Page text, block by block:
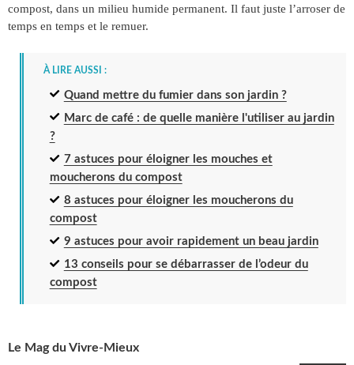
compost, dans un milieu humide permanent. Il faut juste l’arroser de
temps en temps et le remuer.
À LIRE AUSSI :
Quand mettre du fumier dans son jardin ?
Marc de café : de quelle manière l'utiliser au jardin
?
7 astuces pour éloigner les mouches et
moucherons du compost
8 astuces pour éloigner les moucherons du
compost
9 astuces pour avoir rapidement un beau jardin
13 conseils pour se débarrasser de l’odeur du
compost
Le Mag du Vivre-Mieux